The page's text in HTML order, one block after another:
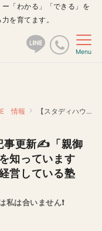
「わかる」「できる」を
を育てます。
Menu
情報 【スタディハウス 秋田 塾】記事更新✍️「親御さんっ、非認知能力って言葉を知っていますか？」非認知能力が低い人が経営している塾ってヤバいから❗️
事更新✍️「親御
知っています
営している塾
私は合いません❗️